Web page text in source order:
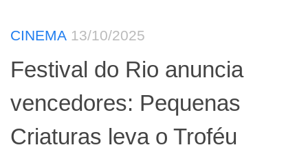
CINEMA 13/10/2025
Festival do Rio anuncia
vencedores: Pequenas
Criaturas leva o Troféu